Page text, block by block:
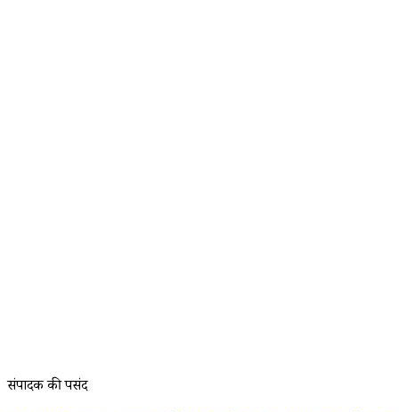
संपादक की पसंद